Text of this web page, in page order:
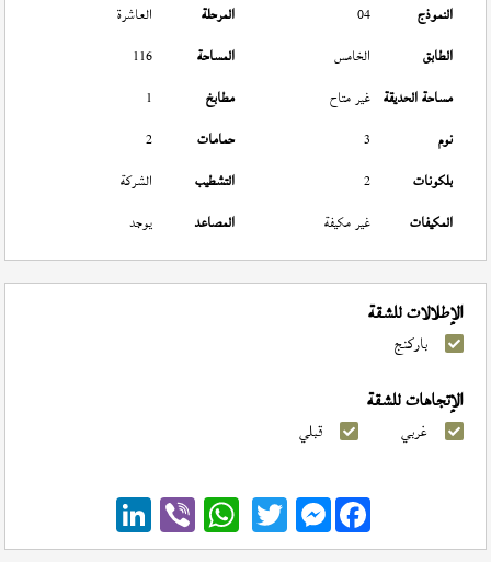
النموذج
04 المرحلة
العاشرة
الطابق
الخامس المساحة
116
مساحة الحديقة غير متاح مطابخ
1
نوم
3 حمامات
2
بلكونات
2 التشطيب
الشركة
المكيفات
غير مكيفة المصاعد يوجد
الإطلالات للشقة
باركنج
الإتجاهات للشقة
غربي قبلي
Messenger